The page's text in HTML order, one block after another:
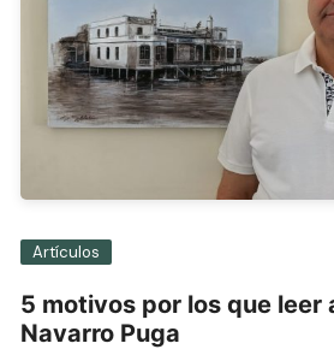
Artículos
5 motivos por los que leer
Navarro Puga